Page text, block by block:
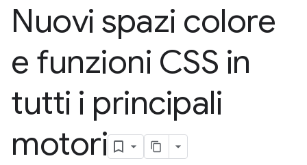
Nuovi spazi colore
e funzioni CSS in
tutti i principali
motori